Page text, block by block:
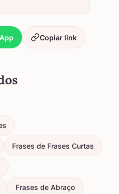
Copiar link
Frases de Frases Curtas
Frases de Abraço